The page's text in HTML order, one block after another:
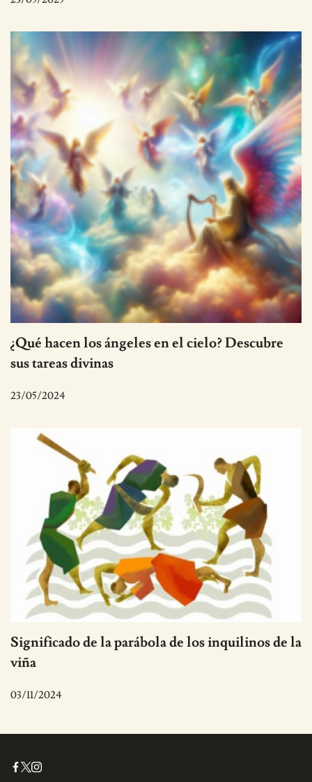
¿Qué hacen los ángeles en el cielo? Descubre
sus tareas divinas
23/05/2024
Significado de la parábola de los inquilinos de la
viña
03/11/2024